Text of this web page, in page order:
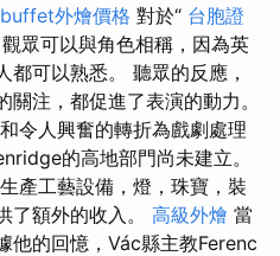
buffet外燴價格 對於“ 台胞證
眾可以與角色相稱，因為英
都可以熟悉。 聽眾的反應，
注，都促進了表演的動力。
令人興奮的轉折為戲劇處理
的高地部門尚未建立。
產工藝設備，燈，珠寶，裝
了額外的收入。 高級外燴 當
他的回憶，Vác縣主教Ferenc